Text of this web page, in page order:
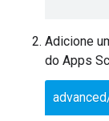
Adicione
do Apps